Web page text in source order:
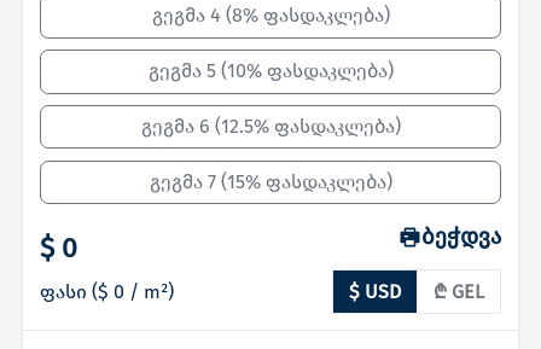
გეგმა 4 (8% ფასდაკლება)
გეგმა 5 (10% ფასდაკლება)
გეგმა 6 (12.5% ფასდაკლება)
გეგმა 7 (15% ფასდაკლება)
$ 0
ფასი ($ 0 / m²)
ბეჭდვა
$ USD ₾ GEL